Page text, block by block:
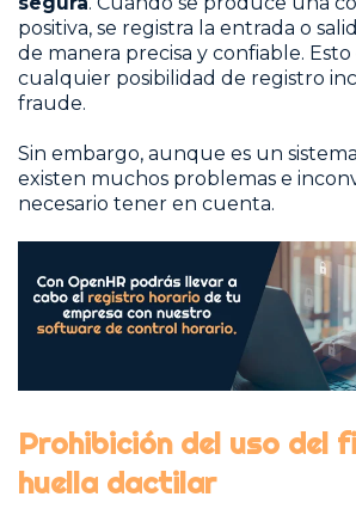
positiva, se registra la entrada o
de manera precisa y confiable. Esto
cualquier posibilidad de registro
fraude.
Sin embargo, aunque es un
existen muchos problemas e
necesario tener en cuenta.
Prohibición del uso del
huella dactilar